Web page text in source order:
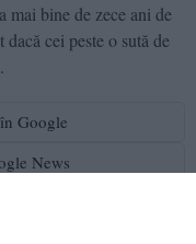
mai bine de zece ani de
cei peste o sută de
Google
News